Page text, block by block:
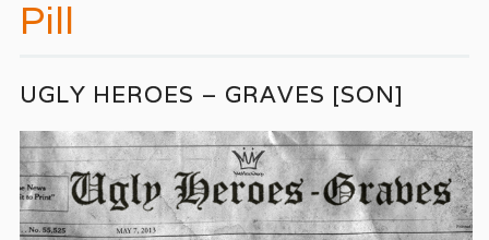
Pill
UGLY HEROES – GRAVES [SON]